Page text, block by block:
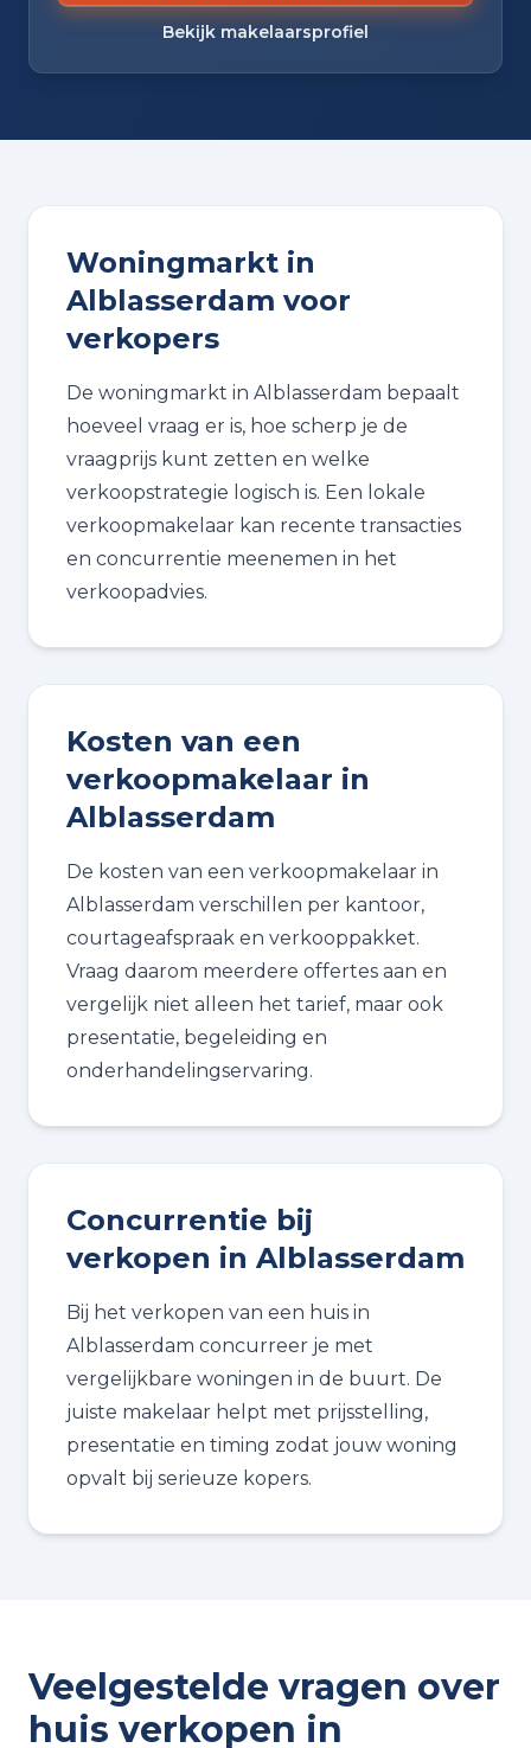
Bekijk makelaarsprofiel
Woningmarkt in
Alblasserdam voor
verkopers
De woningmarkt in Alblasserdam bepaalt
hoeveel vraag er is, hoe scherp je de
vraagprijs kunt zetten en welke
verkoopstrategie logisch is. Een lokale
verkoopmakelaar kan recente transacties
en concurrentie meenemen in het
verkoopadvies.
Kosten van een
verkoopmakelaar in
Alblasserdam
De kosten van een verkoopmakelaar in
Alblasserdam verschillen per kantoor,
courtageafspraak en verkooppakket.
Vraag daarom meerdere offertes aan en
vergelijk niet alleen het tarief, maar ook
presentatie, begeleiding en
onderhandelingservaring.
Concurrentie bij
verkopen in Alblasserdam
Bij het verkopen van een huis in
Alblasserdam concurreer je met
vergelijkbare woningen in de buurt. De
juiste makelaar helpt met prijsstelling,
presentatie en timing zodat jouw woning
opvalt bij serieuze kopers.
Veelgestelde vragen over
huis verkopen in